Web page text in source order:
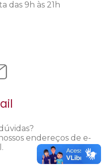
das 9h às 21h
endereços de e-